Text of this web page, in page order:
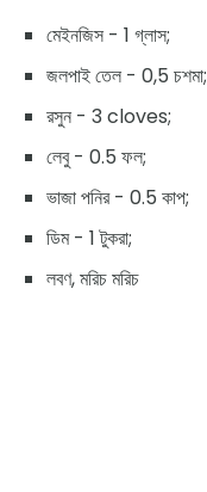
মেইনজিস - 1 গ্লাস;
জলপাই তেল - 0,5 চশমা;
রসুন - 3 cloves;
লেবু - 0.5 ফল;
ভাজা পনির - 0.5 কাপ;
ডিম - 1 টুকরা;
লবণ, মরিচ মরিচ